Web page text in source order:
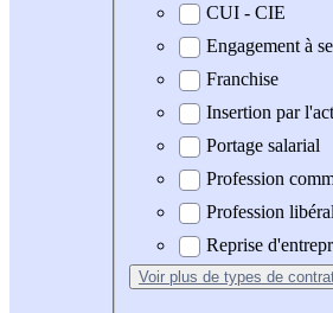
CUI - CIE
Engagement à
Franchise
Insertion par
Portage salarial
Profession
Profession
Reprise
Voir plus de types de